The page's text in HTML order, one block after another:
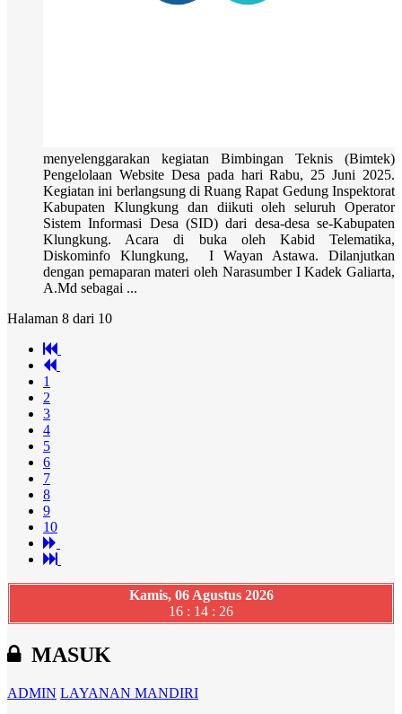
menyelenggarakan kegiatan Bimbingan Teknis (Bimtek)
Pengelolaan Website Desa pada hari Rabu, 25 Juni 2025.
Kegiatan ini berlangsung di Ruang Rapat Gedung Inspektorat
Kabupaten Klungkung dan diikuti oleh seluruh Operator
Sistem Informasi Desa (SID) dari desa-desa se-Kabupaten
Klungkung. Acara di buka oleh Kabid Telematika,
Diskominfo Klungkung, I Wayan Astawa. Dilanjutkan
dengan pemaparan materi oleh Narasumber I Kadek Galiarta,
A.Md sebagai ...
Halaman 8 dari 10
1
2
3
4
5
6
7
8
9
10
Kamis, 06 Agustus 2026
16 : 14 : 27
MASUK
ADMIN LAYANAN MANDIRI